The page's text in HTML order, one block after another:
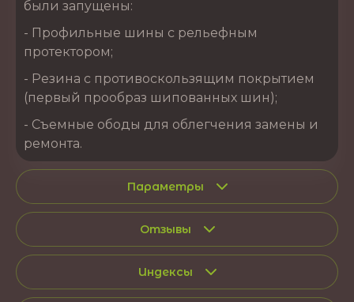
были запущены:
- Профильные шины с рельефным
протектором;
- Резина с противоскользящим покрытием
(первый прообраз шипованных шин);
- Съемные ободы для облегчения замены и
ремонта.
Параметры
Отзывы
Индексы